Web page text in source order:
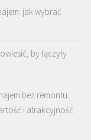
jak wybrać
by łączyły
bez remontu:
i atrakcyjność